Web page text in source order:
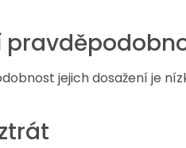
jejich dosažení je